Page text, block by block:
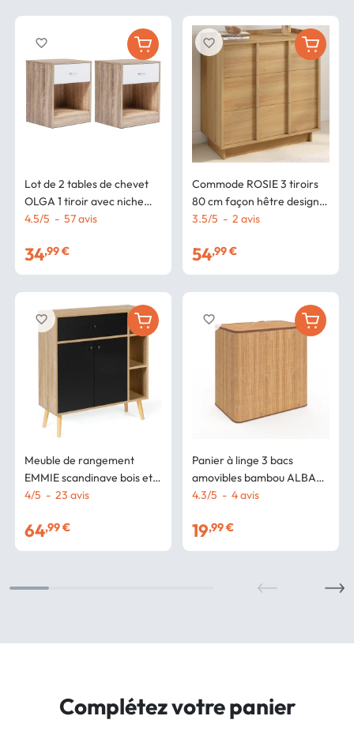
Lot de 2 tables de chevet
OLGA 1 tiroir avec niche
bois façon hêtre et tiroir
4.5/5 - 57avis
34,99 €
favorite_border
Meuble de rangement
EMMIE scandinave bois et
noir avec placard et tiroir
4/5 - 23 avis
64,99 €
favorite_border
Commode ROSIE 3 tiroirs
80 cm façon hêtre design
minimaliste
3.5/5 - 2 avis
54,99 €
favorite_border
Panier à linge 3 bacs
amovibles bambou ALBA
tissu écru
4.3/5 - 4avis
19,99 €
favorite_border
Complétez votre panier